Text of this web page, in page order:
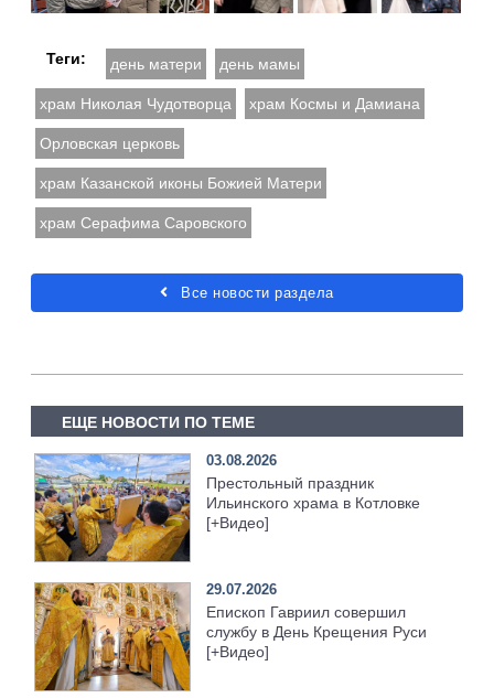
Теги: день матери день мамы
храм Николая Чудотворца храм Космы и Дамиана
Орловская церковь
храм Казанской иконы Божией Матери
храм Серафима Саровского
Все новости раздела
ЕЩЕ НОВОСТИ ПО ТЕМЕ
03.08.2026
Престольный праздник
Ильинского храма в Котловке
[+Видео]
29.07.2026
Епископ Гавриил совершил
службу в День Крещения Руси
[+Видео]